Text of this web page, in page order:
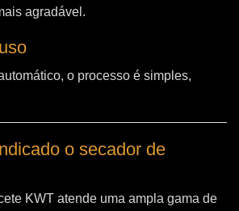
agradável.
o processo é simples,
o secador de
KWT atende uma ampla gama de